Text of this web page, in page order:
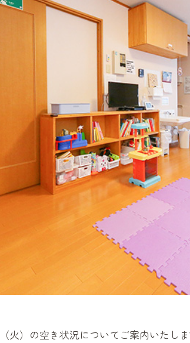
火）の空き状況についてご案内いたし